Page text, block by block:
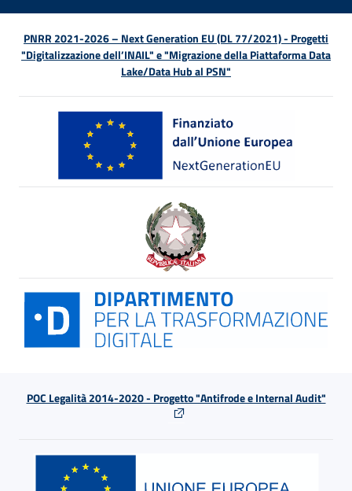
PNRR 2021-2026 – Next Generation EU (DL 77/2021) - Progetti
"Digitalizzazione dell’INAIL" e "Migrazione della Piattaforma Data
Lake/Data Hub al PSN"
POC Legalità 2014-2020 - Progetto "Antifrode e Internal Audit"